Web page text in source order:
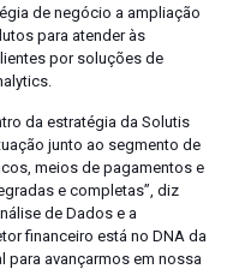
de negócio a ampliação
para atender às
por soluções de
da estratégia da Solutis
junto ao segmento de
meios de pagamentos e
e completas”, diz
de Dados e a
financeiro está no DNA da
para avançarmos em nossa